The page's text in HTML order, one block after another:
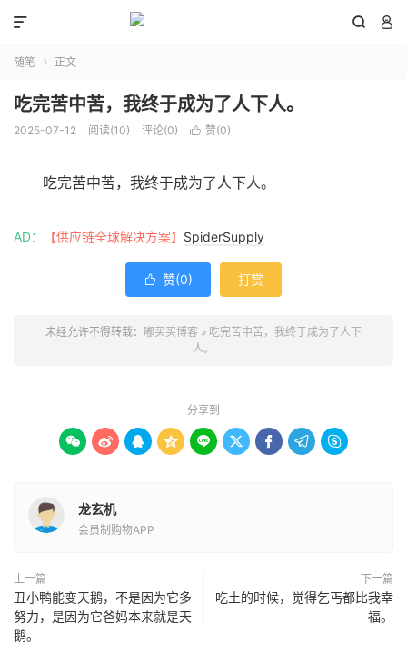
 

随笔  正文
吃完苦中苦，我终于成为了人下人。
2025-07-12 阅读(10) 评论(0)  赞(0)
吃完苦中苦，我终于成为了人下人。
AD： 【供应链全球解决方案】 SpiderSupply
 赞(0) 打赏
未经允许不得转载： 嘟买买博客 » 吃完苦中苦，我终于成为了人下
人。
分享到
        
龙玄机
会员制购物APP
上一篇
丑小鸭能变天鹅，不是因为它多
努力，是因为它爸妈本来就是天
鹅。
下一篇
吃土的时候，觉得乞丐都比我幸
福。